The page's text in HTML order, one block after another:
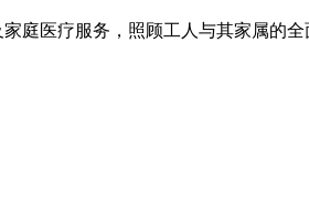
医疗服务，照顾工人与其家属的全